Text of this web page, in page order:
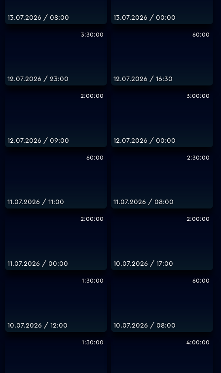
13.07.2026 / 08:00 13.07.2026 / 00:00
3:30:00
12.07.2026 / 23:00
60:00
12.07.2026 / 16:30
2:00:00
12.07.2026 / 09:00
3:00:00
12.07.2026 / 00:00
60:00
11.07.2026 / 11:00
2:30:00
11.07.2026 / 08:00
2:00:00
11.07.2026 / 00:00
2:00:00
10.07.2026 / 17:00
1:30:00
10.07.2026 / 12:00
60:00
10.07.2026 / 08:00
1:30:00 4:00:00